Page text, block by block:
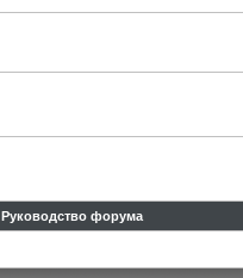
Руководство форума